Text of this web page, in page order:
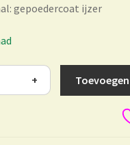
gepoedercoat ijzer
+